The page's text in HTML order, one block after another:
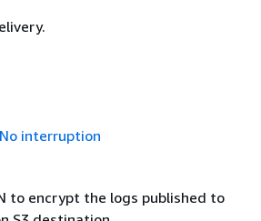
No interruption
to encrypt the logs published to